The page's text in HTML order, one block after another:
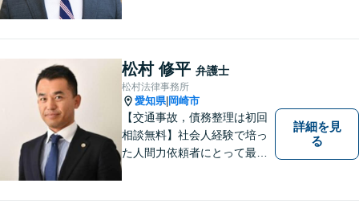
松村 修平 弁護士
松村法律事務所
愛知県| 岡崎市
【交通事故，債務整理は初回
相談無料】社会人経験で培っ
た人間力依頼者にとって最大
を追求する弁護士です。
詳細を見
る